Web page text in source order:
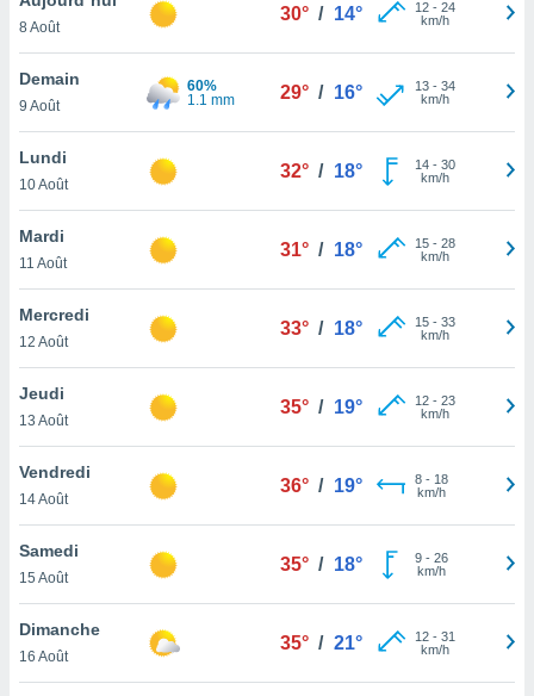
et
»,
au
vous
qu'ils
ou
le
ainsi
un
la
du
en
8 Août
30° / 14° 12- 24
km/h
Demain
9 Août
60%
1.1 mm
29° / 16° 13- 34
km/h
Lundi
10 Août
32° / 18° 14- 30
km/h
Mardi
11 Août
31° / 18° 15- 28
km/h
Mercredi
12 Août
33° / 18° 15- 33
km/h
Jeudi
13 Août
35° / 19° 12- 23
km/h
Vendredi
14 Août
36° / 19° 8- 18
km/h
Samedi
15 Août
35° / 18° 9- 26
km/h
Dimanche
16 Août
35° / 21° 12- 31
km/h